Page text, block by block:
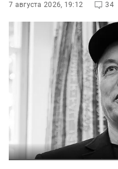
7 августа 2026, 19:12 34